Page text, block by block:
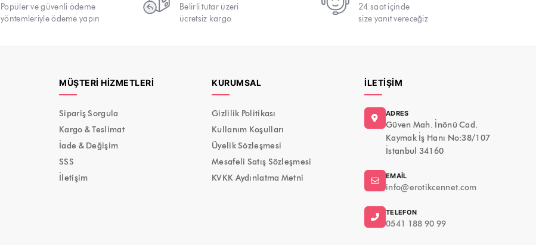
Popüler ve güvenli ödeme
yöntemleriyle ödeme yapın
Belirli tutar üzeri
ücretsiz kargo
24 saat içinde
size yanıt vereceğiz
MÜŞTERI HIZMETLERI
Sipariş Sorgula
Kargo & Teslimat
İade & Değişim
SSS
İletişim
KURUMSAL
Gizlilik Politikası
Kullanım Koşulları
Üyelik Sözleşmesi
Mesafeli Satış Sözleşmesi
KVKK Aydınlatma Metni
İLETIŞIM
ADRES
Güven Mah. İnönü Cad.
Kaymak İş Hanı No:38/107
İstanbul 34160
EMAIL
info@erotikcennet.com
TELEFON
0541 188 90 99